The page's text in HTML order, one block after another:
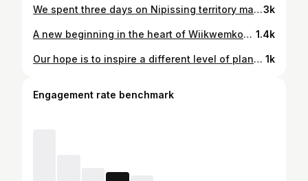
We spent three days on Nipissing territory making bark baths with youth, staff, and community. It rained nonstop. The mosquitoes left us swollen. We adapted. And we finished. Hundreds of bark baths.. made the old way.. now in the hands of our people. This isn’t a wellness trend. This is high-functioning medicine. This recipe was passed down by medicine people who used it their entire careers.. And they never saw it fail. Neither have I. Eczema, psoriasis, scarring, hormonal acne, burns, chemo damage.. we’ve used this thousands of times. So far? Not a single skin condition has survived it. Here's why it works: 🌱 Adopweaash, Alder (Alnus spp.) Oregonin – a diarylheptanoid compound that targets deep hormonal dysregulation and reduces inflammatory cytokines at the root of acne, eczema, and even PCOS-related skin flares. 🌿 Ziisagopimish, Willow (Salix spp.) Salicin – a natural prodrug that metabolizes to salicylic acid in the skin, triggering directed healing responses, clearing damaged tissue, reducing keratin buildup, and targeting pathogen overgrowth. It tells the skin: heal here. 🌿 Azaatii, Poplar (Populus spp.) Populin & Tremulacin.. calming polyphenols that create the healing environment by downregulating inflammatory enzymes like COX-2 and soothing sensory nerves.. the skin’s version of a safe place to rest. The combination of heat, medicine and acids are just like a sweat lodge or exercise, the mild insult pushes the body to respond and rebuild. Then blood rushes in.. and healing begins. My muma just called this “a bath.” That’s how ordinary it was. But now, being this far removed from those teachings, we call it therapy. Mino bimaadiziwin isn’t a luxury. It’s what happens when you return to the rhythm. When you align knowledge with action. It’s time to take it back. Our health. Our ways. #BarkBaths #Nibiising #AnishinaabeMedicine #TraditionalHealing #IndigenousPharmacology #MinoBimaadiziwin #HormonalAcne #EczemaHelp #SkinHealing #LandBasedMedicine #ReclaimTheBath #WeWereBornForThis3k
A new beginning in the heart of Wiikwemkoong. 15 harvesters. 20 powerful ancestral medicines. One community — rising. This is not just a program. This is a revolution in Indigenous addiction care. We're hitting addictions at the root: Opiates Benzos Amphetamines Nicotine And we’re not stopping there. We’ve built a complete withdrawal support kit: Itching Night terrors Insomnia Digestive issues (constipation & diarrhea) Migraines Muscle aches Back pain Lung & kidney healing Wiikwemkoong is rising. Armed with land-based knowledge and ancestral power. Ready to heal our people. Ready to lead. Chimiigwech Wiikwemkoong for trusting me to deliver this potential. #RiseUp #IndigenousMedicine #LandBackHealth #AddictionsSupport #WithdrawalRelief #AnishinaabeHealing #Wiikwemkoong #SovereigntyInAction #CreatorsGarden 1.4k
Our hope is to inspire a different level of plant/people relationships and the sincerest connection to the magistry of Indigenous knowledge across our territory! This was such an amazing project.. they did so well with the ideas we presented.. Share it up friends, TVO time Tonight! 1k
Engagement rate benchmark